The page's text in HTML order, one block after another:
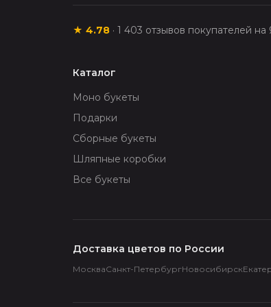
★ 4.78 · 1 403 отзывов покупателей
Каталог
Моно букеты
Подарки
Сборные букеты
Шляпные коробки
Все букеты
Доставка цветов по России
МоскваСанкт-ПетербургНовосибирск